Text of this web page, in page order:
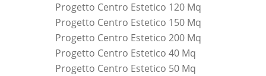
Progetto Centro Estetico 120 Mq
Progetto Centro Estetico 150 Mq
Progetto Centro Estetico 200 Mq
Progetto Centro Estetico 40 Mq
Progetto Centro Estetico 50 Mq